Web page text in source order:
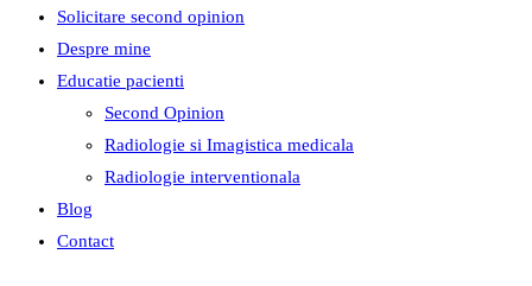
Solicitare second opinion
Despre mine
Educatie pacienti
Second Opinion
Radiologie si Imagistica medicala
Radiologie interventionala
Blog
Contact